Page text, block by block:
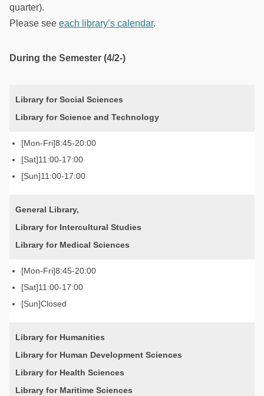
quarter).
Please see each library’s calendar.
During the Semester (4/2-)
Library for Social Sciences
Library for Science and Technology
8:45-20:00
11:00-17:00
11:00-17:00
General Library,
Library for Intercultural Studies
Library for Medical Sciences
8:45-20:00
11:00-17:00
Closed
Library for Humanities
Library for Human Development Sciences
Library for Health Sciences
Library for Maritime Sciences